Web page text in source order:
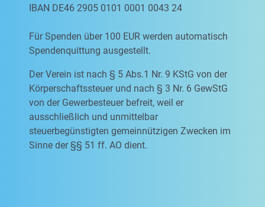
IBAN DE46 2905 0101 0001 0043 24
Für Spenden über 100 EUR werden automatisch
Spendenquittung ausgestellt.
Der Verein ist nach § 5 Abs.1 Nr. 9 KStG von der
Körperschaftssteuer und nach § 3 Nr. 6 GewStG
von der Gewerbesteuer befreit, weil er
ausschließlich und unmittelbar
steuerbegünstigten gemeinnützigen Zwecken im
Sinne der §§ 51 ff. AO dient.